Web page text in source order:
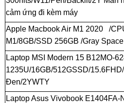
cảm ứng đi kèm máy
Apple Macbook Air M1 2020 /
M1/8GB/SSD 256GB /Gray Space
Laptop MSI Modern 15 B12MO-
1235U/16GB/512GSSD/
Đen/2YWTY
Laptop Asus Vivobook E1404FA-